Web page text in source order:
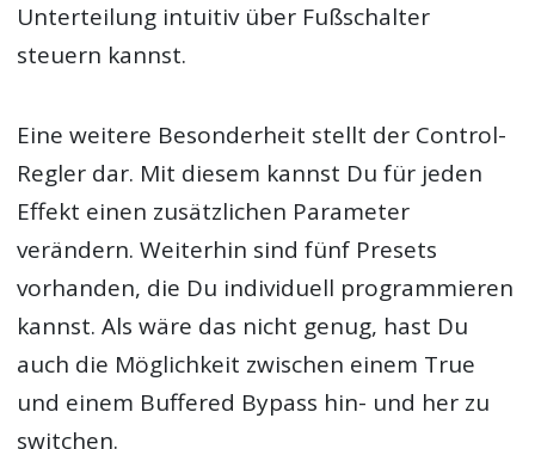
Unterteilung intuitiv über Fußschalter
steuern kannst.
Eine weitere Besonderheit stellt der Control-
Regler dar. Mit diesem kannst Du für jeden
Effekt einen zusätzlichen Parameter
verändern. Weiterhin sind fünf Presets
vorhanden, die Du individuell programmieren
kannst. Als wäre das nicht genug, hast Du
auch die Möglichkeit zwischen einem True
und einem Buffered Bypass hin- und her zu
switchen.